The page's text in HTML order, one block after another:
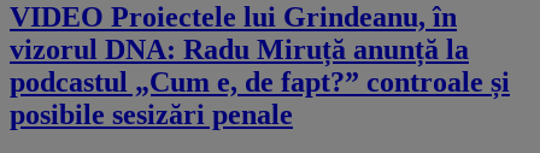
VIDEO Proiectele lui Grindeanu, în
vizorul DNA: Radu Miruță anunță la
podcastul „Cum e, de fapt?” controale și
posibile sesizări penale